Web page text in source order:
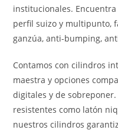
institucionales.
perfil suizo y multipunto,
ganzúa, anti-bumping,
Contamos con cilindros
maestra y opciones
digitales y de
resistentes como latón
nuestros cilindros